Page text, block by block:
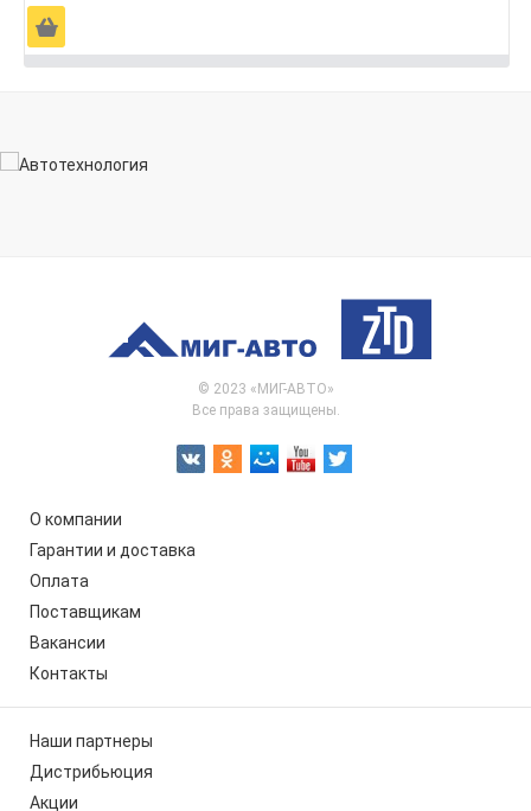
Ä
© 2023 «МИГ-АВТО»
Все права защищены.
О компании
Гарантии и доставка
Оплата
Поставщикам
Вакансии
Контакты
Наши партнеры
Дистрибьюция
Акции